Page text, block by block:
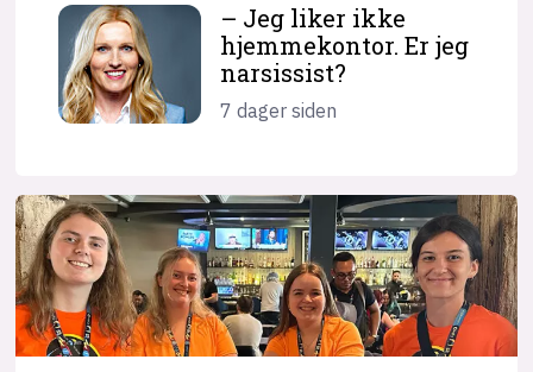
– Jeg liker ikke
hjemme­kontor. Er jeg
narsissist?
7 dager siden